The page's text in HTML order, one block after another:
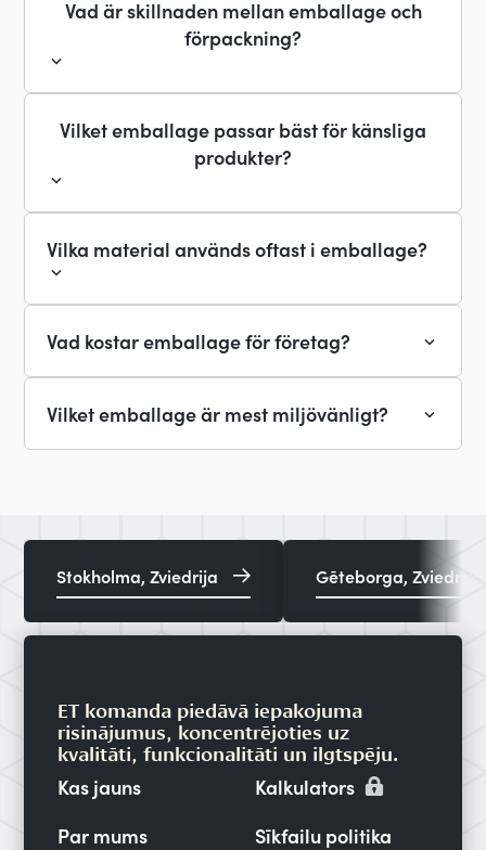
Vad är skillnaden mellan emballage och
förpackning?
Vilket emballage passar bäst för känsliga
produkter?
Vilka material används oftast i emballage?
Vad kostar emballage för företag?
Vilket emballage är mest miljövänligt?
Stokholma, Zviedrija Gēteborga, Zviedrija
ET komanda piedāvā iepakojuma
risinājumus, koncentrējoties uz
kvalitāti, funkcionalitāti un ilgtspēju.
Kas jauns
Par mums
Kalkulators
Sīkfailu politika